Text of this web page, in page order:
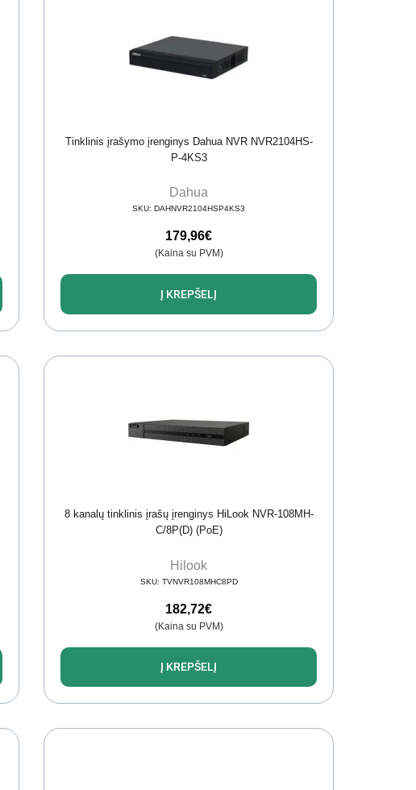
Tinklinis įrašymo įrenginys Dahua NVR NVR2104HS-
P-4KS3
Dahua
SKU: DAHNVR2104HSP4KS3
179,96€
(Kaina su PVM)
Į KREPŠELĮ
8 kanalų tinklinis įrašų įrenginys HiLook NVR-108MH-
C/8P(D) (PoE)
Hilook
SKU: TVNVR108MHC8PD
182,72€
(Kaina su PVM)
Į KREPŠELĮ